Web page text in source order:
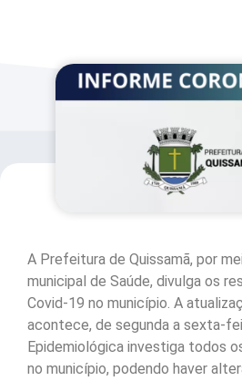
A Prefeitura de Quissamã, por
municipal de Saúde, divulga os
Covid-19 no município. A
acontece, de segunda a sexta-
Epidemiológica investiga todos
no município, podendo haver